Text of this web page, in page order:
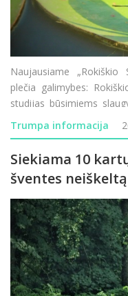
Naujausiame „Rokiškio
plečia galimybes:
studijas būsimiems
dirbti Skemų socialinės
studijuoti ar persikvalifiku
Trumpa informacija
Siekiama 10
šventes